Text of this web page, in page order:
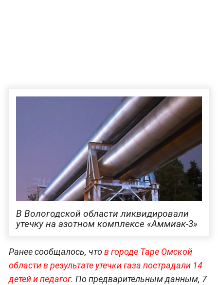
В Вологодской области ликвидировали
утечку на азотном комплексе «Аммиак-3»
Ранее сообщалось, чтов городе Таре Омской
области в результате утечки газа пострадали 14
детейи педагог. По предварительным данным, 7